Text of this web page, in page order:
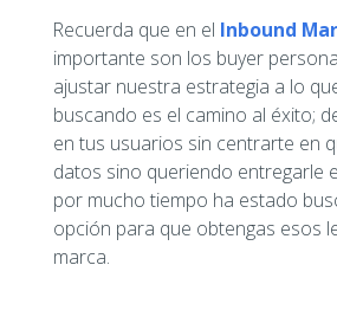
Recuerda que en el Inbound
importante son los buyer
ajustar nuestra estrategia a lo
buscando es el camino al éxito;
en tus usuarios sin centrarte en
datos sino queriendo entregarle
por mucho tiempo ha estado
opción para que obtengas esos
marca.